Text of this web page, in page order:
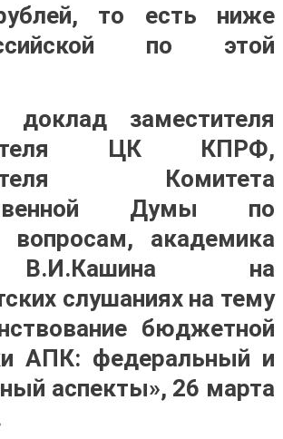
то есть ниже
по этой
доклад заместителя
ЦК КПРФ,
Комитета
Думы по
вопросам, академика
на
слушаниях на тему
бюджетной
АПК: федеральный и
аспекты», 26 марта